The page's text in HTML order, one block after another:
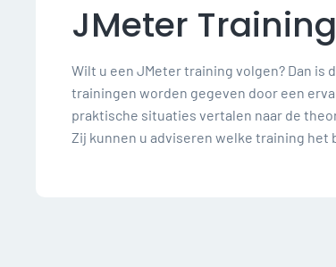
JMeter
Wilt u een JMeter training volgen? Dan is
trainingen worden gegeven door een
praktische situaties vertalen naar de
Zij kunnen u adviseren welke training